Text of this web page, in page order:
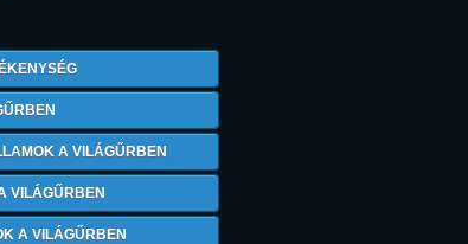
A VILÁGŰRBEN
VILÁGŰRBEN
A VILÁGŰRBEN